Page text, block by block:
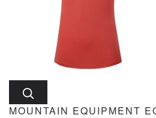
MOUNTAIN EQUIPMENT